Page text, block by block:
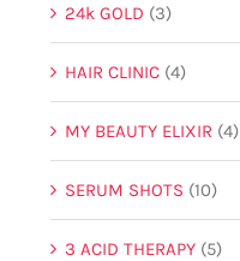
24k GOLD (3)
HAIR CLINIC (4)
MY BEAUTY ELIXIR (4)
SERUM SHOTS (10)
3 ACID THERAPY (5)